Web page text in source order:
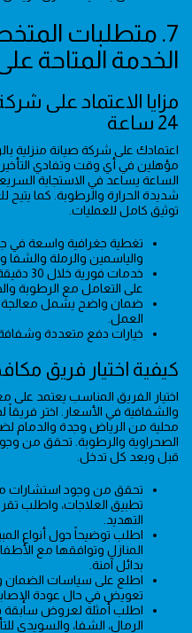
7. متطلبات
الخدمة المتاحة على مدار
مزایا الاعتماد على
24 ساعة
مؤهلين في أي وقت وتفادي
الساعة يساعد في الاستجابة
شديدة الحرارة والرطوبة. كما
توثيق كامل للعمليات.
تغطية جغرافية واسعة في
والياسمين والرملة والشفا
خدمات
على التعامل مع الرطوبة
ضمان واضح يشمل معالجة
العمل.
خيارات دفع متعددة
كيفية اختيار فريق
اختيار الفريق المناسب يعتمد على
والشفافية في الأسعار. اختر
محلية من الرياض وجدة والدمام
الصحراوية والرطوبة. تحقق من
قبل وبعد كل تدخل.
تحقق من وجود استشارات
تطبيق العلاجات، واطلب
التهديد.
اطلب توضيحاً حول أنواع
المنازل وتوافقها مع
بدائل آمنة.
اطلع على سياسات الضمان
تعويض في حال عودة
اطلب أمثلة لعروض سابقة
الرمال، الشفا، والسويدي